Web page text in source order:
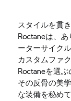
スタイルを貫
Roctaneは、
ーターサイク
カスタムファ
Roctaneを選ぶ
その反骨の美
な装備を秘め